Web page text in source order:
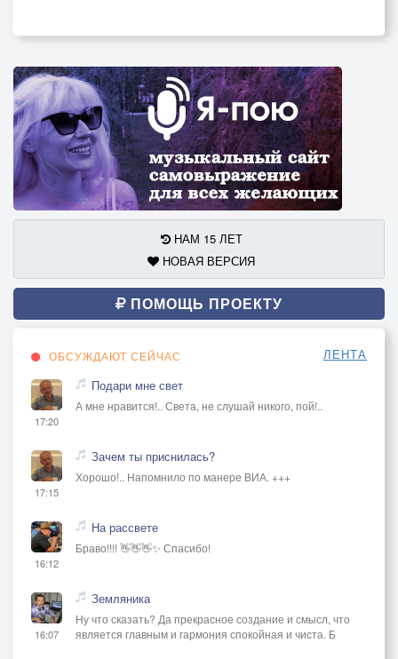
НАМ 15 ЛЕТ
НОВАЯ ВЕРСИЯ
ПОМОЩЬ ПРОЕКТУ
ОБСУЖДАЮТ СЕЙЧАС ЛЕНТА
17:20
Подари мне свет
А мне нравится!.. Света, не слушай никого, пой!..
17:15
Зачем ты приснилась?
Хорошо!.. Напомнило по манере ВИА. +++
16:12
На рассвете
Браво!!!! 👋👋👋✨ Спасибо!
16:07
Земляника
Ну что сказать? Да прекрасное создание и смысл, что
является главным и гармония спокойная и чиста. Б